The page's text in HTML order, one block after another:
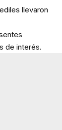
llevaron
de interés.